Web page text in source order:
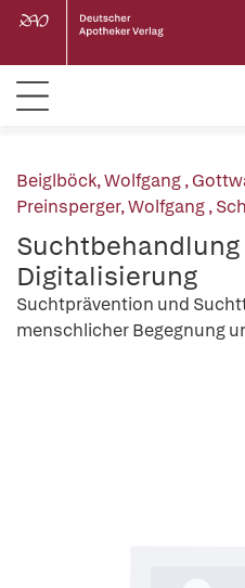
Beiglböck, Wolfgang,
Preinsperger, Wolfgang,
Suchtbehandlung
Digitalisierung
Suchtprävention und
menschlicher Begegnung